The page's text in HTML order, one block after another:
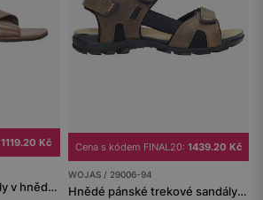
1119.20 Kč
Kožené pánské sandály v hnědé barvě
Cena s kódem FINAL20: 1439.20 Kč
WOJAS / 29006-94
Hnědé pánské trekové sandály z kvalitního materiálu